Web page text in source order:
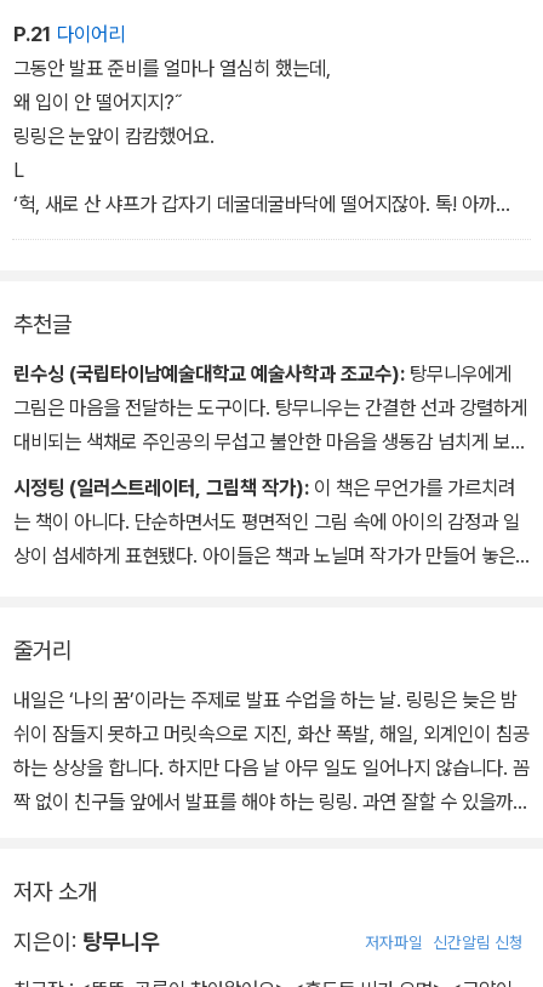
P.21 다이어리
그동안 발표 준비를 얼마나 열심히 했는데,
왜 입이 안 떨어지지?˝
링링은 눈앞이 캄캄했어요.
L
‘헉, 새로 산 샤프가 갑자기 데굴데굴바닥에 떨어지잖아. 톡! 아까
운 내 샤프심
추천글
린수싱 (국립타이남예술대학교 예술사학과 조교수): 탕무니우에게
그림은 마음을 전달하는 도구이다. 탕무니우는 간결한 선과 강렬하게
대비되는 색채로 주인공의 무섭고 불안한 마음을 생동감 넘치게 보여
준다. 주인공과 비슷한 경험이 있는 사람이라면 누구나 공감하며 읽
을 것이다.
시정팅 (일러스트레이터, 그림책 작가): 이 책은 무언가를 가르치려
는 책이 아니다. 단순하면서도 평면적인 그림 속에 아이의 감정과 일
상이 섬세하게 표현됐다. 아이들은 책과 노닐며 작가가 만들어 놓은
줄거리
내일은 ‘나의 꿈’이라는 주제로 발표 수업을 하는 날. 링링은 늦은 밤
쉬이 잠들지 못하고 머릿속으로 지진, 화산 폭발, 해일, 외계인이 침공
하는 상상을 합니다. 하지만 다음 날 아무 일도 일어나지 않습니다. 꼼
짝 없이 친구들 앞에서 발표를 해야 하는 링링. 과연 잘할 수 있을까
저자 소개
지은이: 탕무니우 저자파일 신간알림 신청